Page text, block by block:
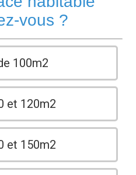
vous ?
100m2
et 120m2
et 150m2